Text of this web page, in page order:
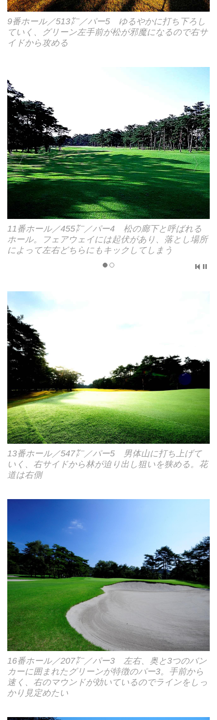
9番ホール／513㍎／パー5 ゆるやかに打ち下ろし
ていく、グリーン左手前が松が邪魔になるので右サ
イドから攻める
11番ホール／455㍎／パー4 松の廊下と呼ばれる
ホール。フェアウェイには起伏があり、落とし場所
によって左右どちらにもキックしてしまう
13番ホール／547㍎／パー5 男体山に打ち上げて
いく、右サイドから林が迫り出し狙いを狭める。花
道は右側
16番ホール／207㍎／パー3 左右、奥と3つのバン
カーに囲まれたグリーンが特徴のパー3。手前から
速く、右のマウンドが効いているのでラインをしっ
かり見定めたい